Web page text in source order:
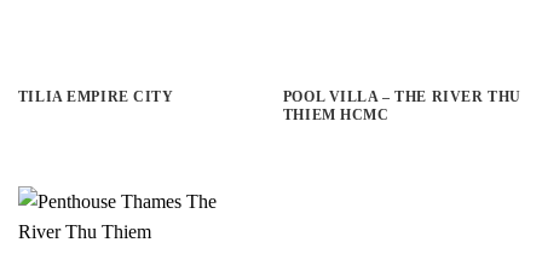
TILIA EMPIRE CITY
POOL VILLA – THE RIVER THU
THIEM HCMC